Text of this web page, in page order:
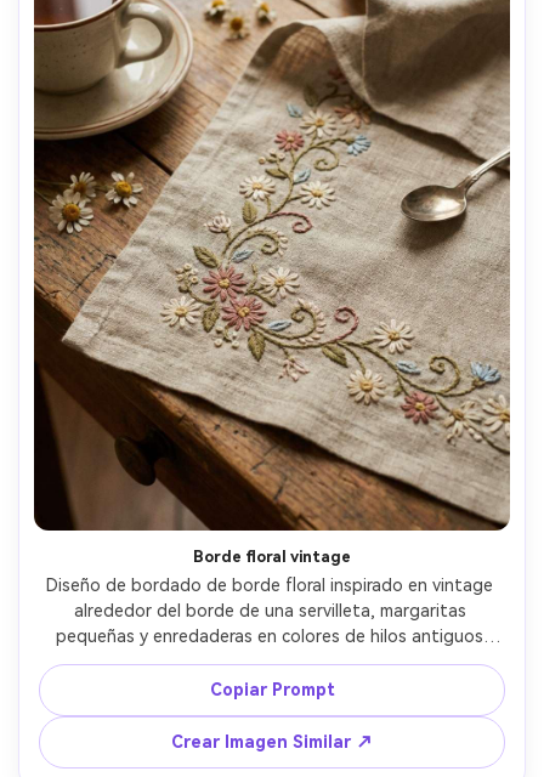
Borde floral vintage
Diseño de bordado de borde floral inspirado en vintage
alrededor del borde de una servilleta, margaritas
pequeñas y enredaderas en colores de hilos antiguos
apagados, puntada de tallo delicada y puntadas de
margarita perezosa, sobre mesa de madera rústica con
taza de té, gradación de color cálida de película, tomada
con Fujifilm X-T5, 56mm, grano suave, detalle de hilo
realista, iluminación cinematográfica suave --ar 4:5
Copiar Prompt
Crear Imagen Similar ↗